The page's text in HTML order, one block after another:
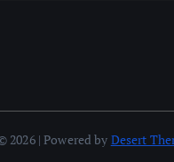
2026 | Powered by Desert